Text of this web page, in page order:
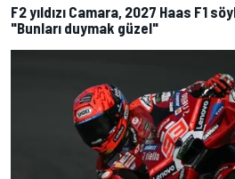
F2 yıldızı Camara, 2027 Haas F1
"Bunları duymak güzel"